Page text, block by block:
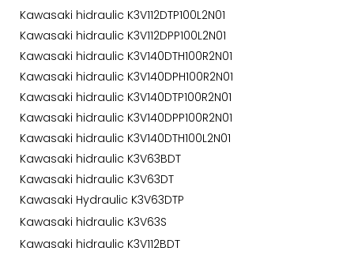
Kawasaki hidraulic K3V112DTP100L2N01
Kawasaki hidraulic K3V112DPP100L2N01
Kawasaki hidraulic K3V140DTH100R2N01
Kawasaki hidraulic K3V140DPH100R2N01
Kawasaki hidraulic K3V140DTP100R2N01
Kawasaki hidraulic K3V140DPP100R2N01
Kawasaki hidraulic K3V140DTH100L2N01
Kawasaki hidraulic K3V63BDT
Kawasaki hidraulic K3V63DT
Kawasaki Hydraulic K3V63DTP
Kawasaki hidraulic K3V63S
Kawasaki hidraulic K3V112BDT